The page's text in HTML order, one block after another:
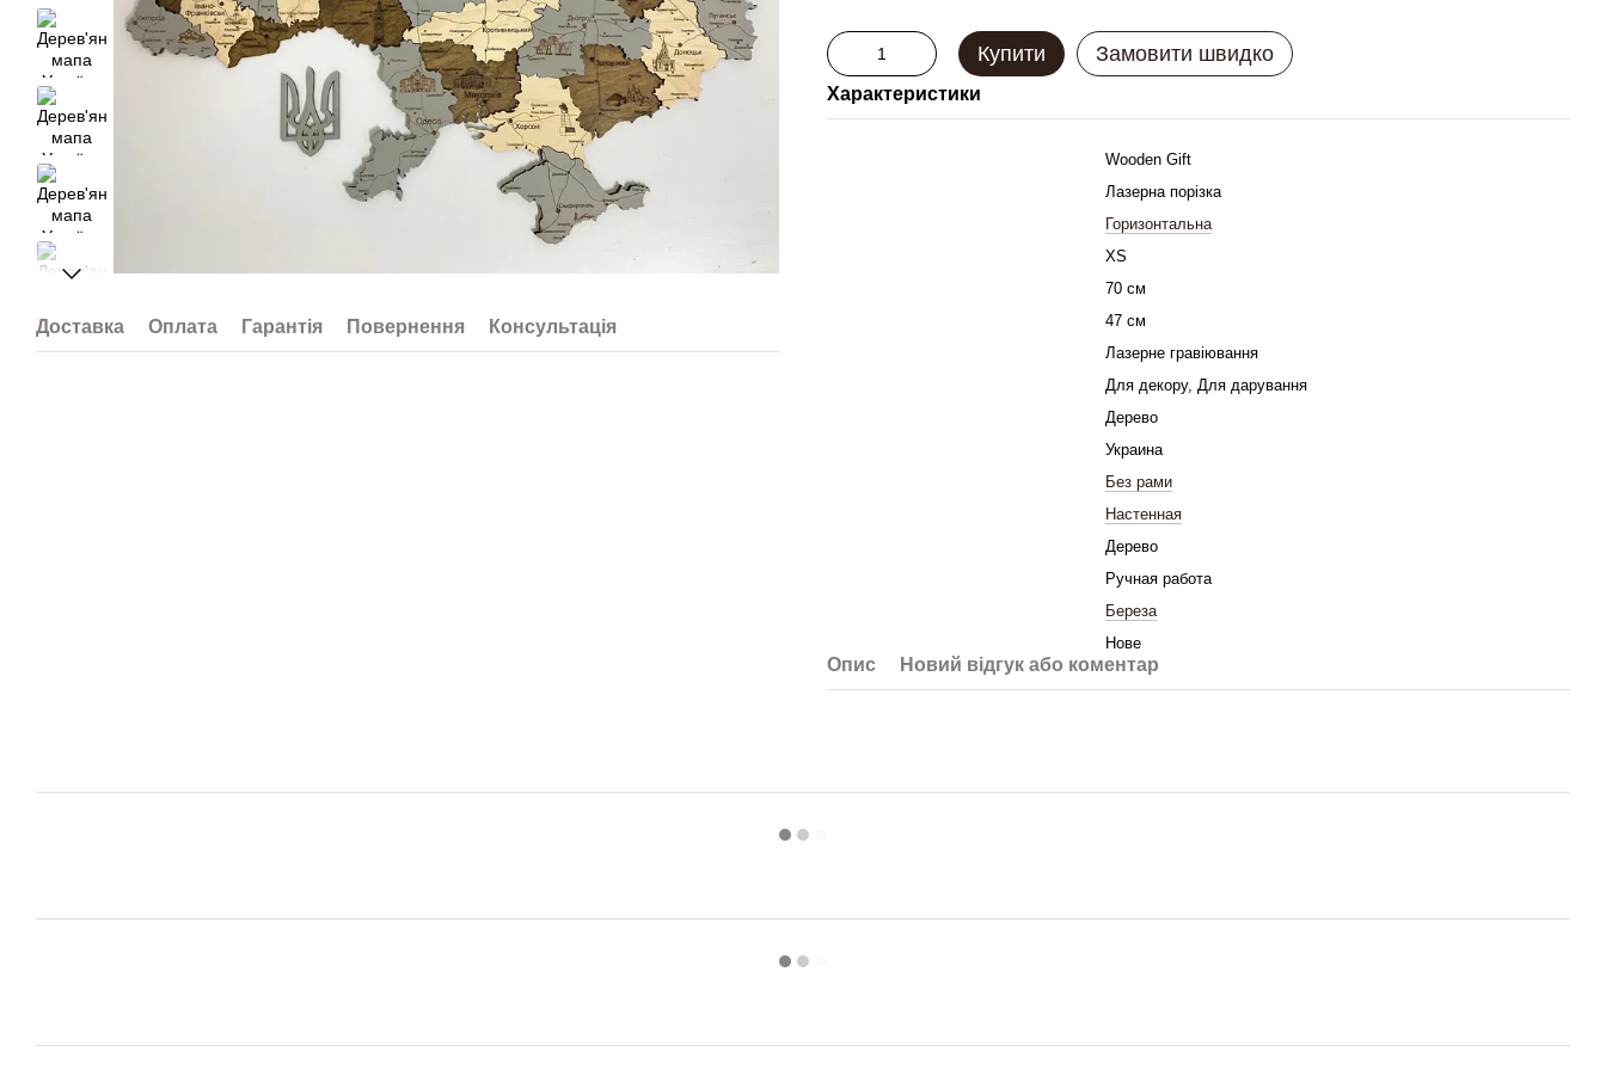
Доставка Оплата Гарантія Повернення Консультація
Купити Замовити швидко
Характеристики
Wooden Gift
Лазерна порізка
Горизонтальна
XS
70 см
47 см
Лазерне гравіювання
Для декору, Для дарування
Дерево
Украина
Без рами
Настенная
Дерево
Ручная работа
Береза
Нове
Опис Новий відгук або коментар